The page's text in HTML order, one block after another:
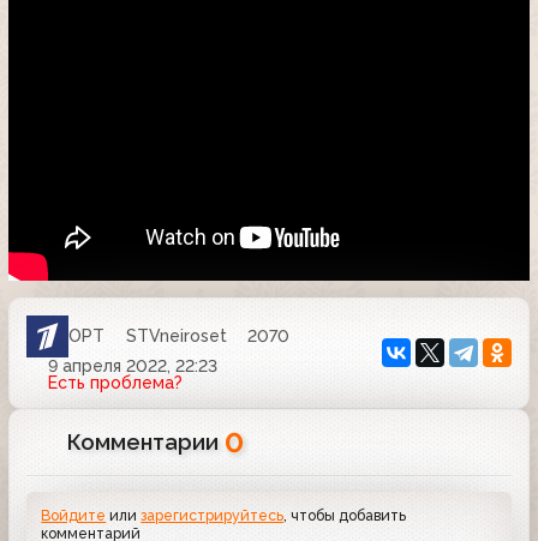
ОРТ STVneiroset
2070
9 апреля 2022, 22:23
Есть проблема?
Комментарии 0
Войдите илизарегистрируйтесь , чтобы добавить
комментарий